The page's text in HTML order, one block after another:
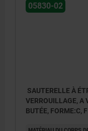
05830-02
SAUTERELLE À
VERROUILLAGE, A
BUTÉE, FORME:C,